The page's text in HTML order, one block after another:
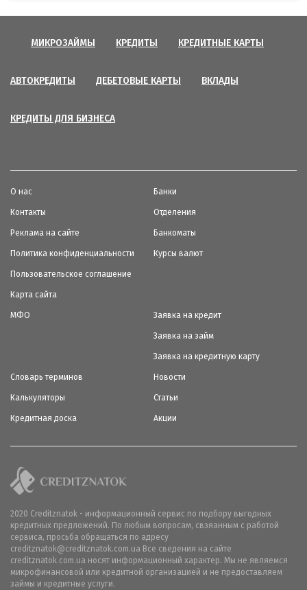
МИКРОЗАЙМЫ КРЕДИТЫ КРЕДИТНЫЕ КАРТЫ
АВТОКРЕДИТЫ ДЕБЕТОВЫЕ КАРТЫ ВКЛАДЫ
КРЕДИТЫ ДЛЯ БИЗНЕСА
О нас
Контакты
Реклама на сайте
Политика конфиденциальности
Пользовательское соглашение
Карта сайта
Банки
Отделения
Банкоматы
Курсы валют
МФО Заявка на кредит
Заявка на займ
Заявка на кредитную карту
Словарь терминов
Калькуляторы
Кредитная доска
Новости
Статьи
Акции
2020 Creditznatok - информационный сервис по подбору выгодных
кредитных предложений. По любым вопросам, свзяанным с работой
сервиса, просьба обращаться по адресу
creditznatok@creditznatok.com.ua Все сведения на сайте
creditznatok.com.ua носят информационный характер. Мы не являемся
микрофинансовой или кредитной организацией и не предоставляем
займы и кредитные услуги.